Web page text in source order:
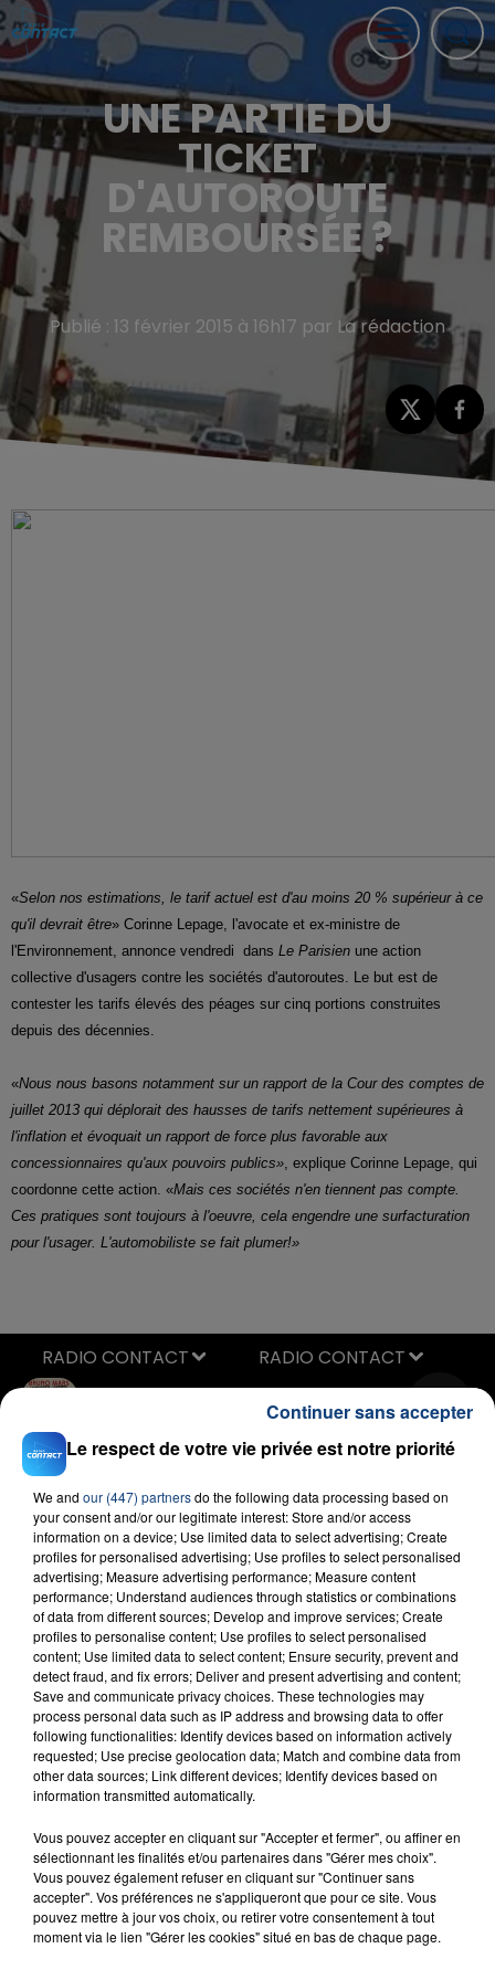
UNE PARTIE DU
TICKET
D'AUTOROUTE
REMBOURSÉE ?
Publié : 13 février 2015 à 16h17 par La rédaction
«Selon nos estimations, le tarif actuel est d'au moins 20 % supérieur à ce
qu'il devrait être» Corinne Lepage, l'avocate et ex-ministre de
l'Environnement, annonce vendredi dans Le Parisien une action
collective d'usagers contre les sociétés d'autoroutes. Le but est de
contester les tarifs élevés des péages sur cinq portions construites
depuis des décennies.
«Nous nous basons notamment sur un rapport de la Cour des comptes de
juillet 2013 qui déplorait des hausses de tarifs nettement supérieures à
l'inflation et évoquait un rapport de force plus favorable aux
concessionnaires qu'aux pouvoirs publics» , explique Corinne Lepage, qui
coordonne cette action. «Mais ces sociétés n'en tiennent pas compte.
Ces pratiques sont toujours à l'oeuvre, cela engendre une surfacturation
pour l'usager. L'automobiliste se fait plumer!»
BRUNO MARS
RADIO CONTACT
FIL D'ACTU
23 juillet 2026
INCENDIE MORTEL À LENS : UNE FEMME ET
SON BÉBÉ ENTRE LA VIE ET LA...
Un homme s'est immolé par le feu après avoir
aspergé sa compagne et leur bébé de trois mois
Le respect de votre vie privée est notre priorité
We and our (447) partnersdo the following data processing based on
your consent and/or our legitimate interest: Store and/or access
information on a device; Use limited data to select advertising; Create
profiles for personalised advertising; Use profiles to select personalised
advertising; Measure advertising performance; Measure content
performance; Understand audiences through statistics or combinations
of data from different sources; Develop and improve services; Create
profiles to personalise content; Use profiles to select personalised
content; Use limited data to select content; Ensure security, prevent and
detect fraud, and fix errors; Deliver and present advertising and content;
Save and communicate privacy choices. These technologies may
process personal data such as IP address and browsing data to offer
following functionalities: Identify devices based on information actively
requested; Use precise geolocation data; Match and combine data from
other data sources; Link different devices; Identify devices based on
information transmitted automatically.
Vous pouvez accepter en cliquant sur "Accepter et fermer", ou affiner en
sélectionnant les finalités et/ou partenaires dans "Gérer mes choix".
Vous pouvez également refuser en cliquant sur "Continuer sans
accepter". Vos préférences ne s'appliqueront que pour ce site. Vous
pouvez mettre à jour vos choix, ou retirer votre consentement à tout
moment via le lien "Gérer les cookies" situé en bas de chaque page.
Continuer sans accepter